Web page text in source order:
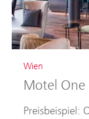
Wien
Motel
Preisbeispiel: